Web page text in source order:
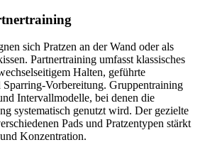
sich Pratzen an der Wand oder als
Partnertraining umfasst klassisches
Halten, geführte
Sparring-Vorbereitung. Gruppentraining
Intervallmodelle, bei denen die
systematisch genutzt wird. Der gezielte
Pads und Pratzentypen stärkt
Konzentration.